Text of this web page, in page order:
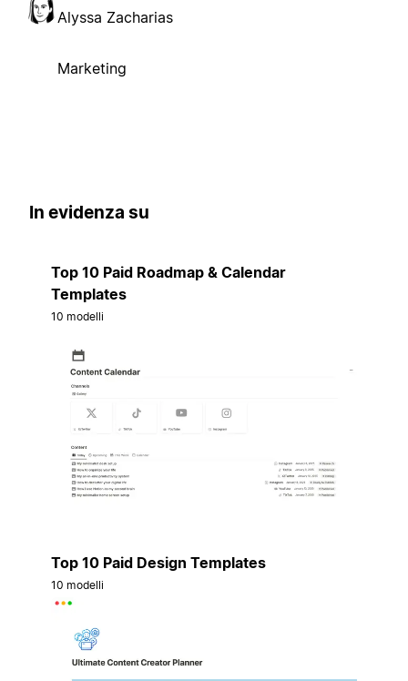
Alyssa Zacharias
Marketing
In evidenza su
Top 10 Paid Roadmap & Calendar
Templates
10 modelli
Top 10 Paid Design Templates
10 modelli